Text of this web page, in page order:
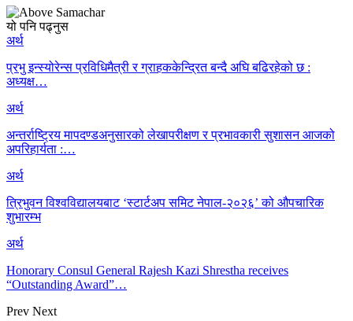
यो पनि पढ्नुस
अर्थ
प्रभु इन्स्योरेन्स प्रविधिमैत्री र ग्राहककेन्द्रित बन्दै अघि बढिरहेको छ :
अध्यक्ष…
अर्थ
अन्तर्राष्ट्रिय मापदण्डअनुसारको लेखापरीक्षण र प्रभावकारी सुशासन आजको
अपरिहार्यता :…
अर्थ
त्रिभुवन विश्वविद्यालयबाट ‘स्टार्टअप समिट नेपाल-२०२६’ को औपचारिक
शुभारम्भ
अर्थ
Honorary Consul General Rajesh Kazi Shrestha receives
“Outstanding Award”…
Prev Next